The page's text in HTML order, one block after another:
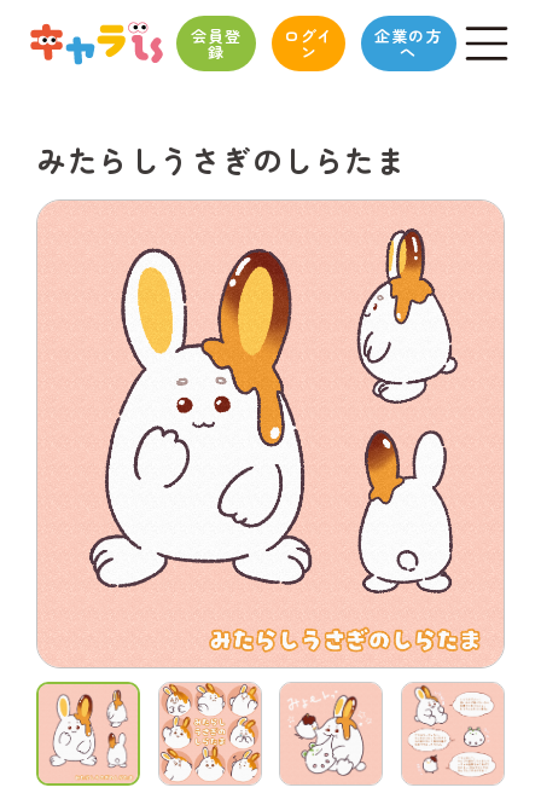
会員登
録
ログイ
ン
企業の方
へ
みたらしうさぎのしらたま